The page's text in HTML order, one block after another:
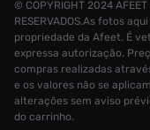
© COPYRIGHT 2024 AFEET
RESERVADOS.As fotos
propriedade da Afeet. É
expressa autorização.
compras realizadas
e os valores não se
alterações sem aviso
do carrinho.